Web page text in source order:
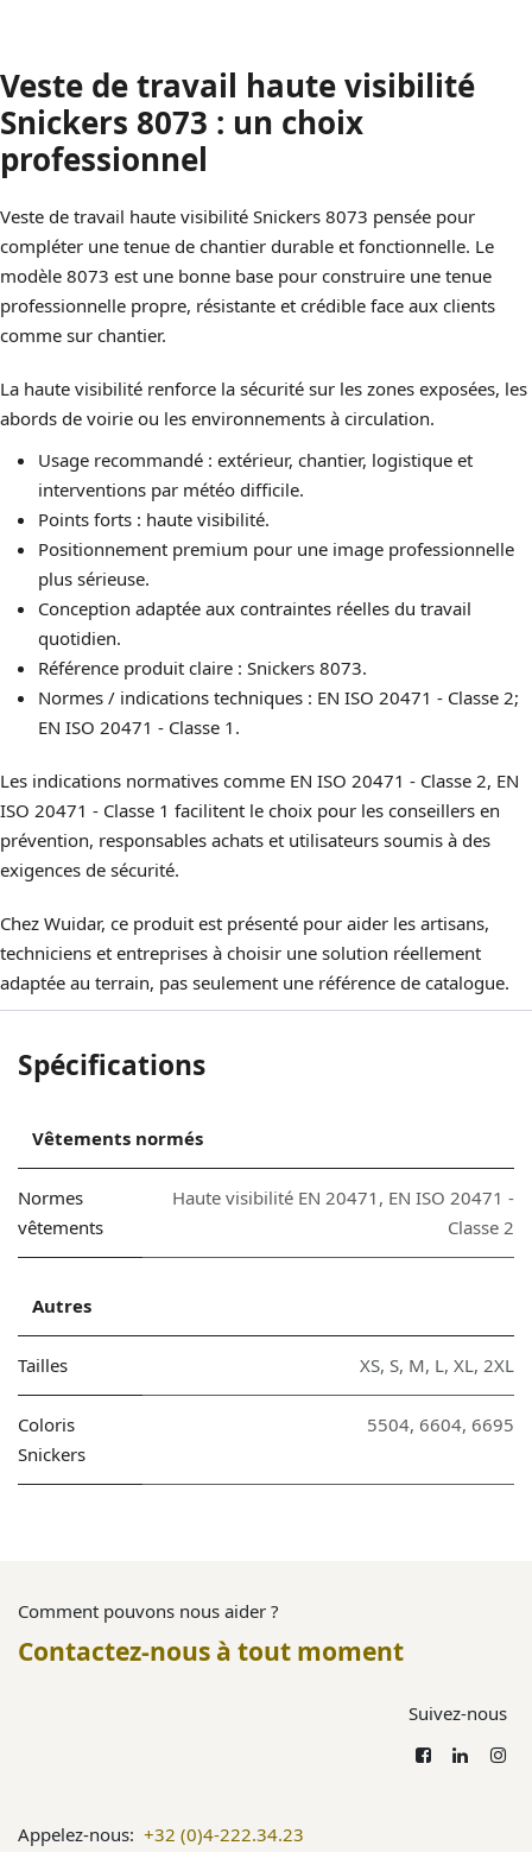
Veste de travail haute visibilité
Snickers 8073 : un choix
professionnel
Veste de travail haute visibilité Snickers 8073 pensée pour
compléter une tenue de chantier durable et fonctionnelle. Le
modèle 8073 est une bonne base pour construire une tenue
professionnelle propre, résistante et crédible face aux clients
comme sur chantier.
La haute visibilité renforce la sécurité sur les zones exposées, les
abords de voirie ou les environnements à circulation.
Usage recommandé : extérieur, chantier, logistique et
interventions par météo difficile.
Points forts : haute visibilité.
Positionnement premium pour une image professionnelle
plus sérieuse.
Conception adaptée aux contraintes réelles du travail
quotidien.
Référence produit claire : Snickers 8073.
Normes / indications techniques : EN ISO 20471 - Classe 2;
EN ISO 20471 - Classe 1.
Les indications normatives comme EN ISO 20471 - Classe 2, EN
ISO 20471 - Classe 1 facilitent le choix pour les conseillers en
prévention, responsables achats et utilisateurs soumis à des
exigences de sécurité.
Chez Wuidar, ce produit est présenté pour aider les artisans,
techniciens et entreprises à choisir une solution réellement
adaptée au terrain, pas seulement une référence de catalogue.
Spécifications
Vêtements normés
Normes
vêtements
Haute visibilité EN 20471 , EN ISO 20471 -
Classe 2
Autres
Tailles XS, S, M, L, XL, 2XL
Coloris
Snickers
5504, 6604, 6695
Comment pouvons nous aider ?
Contactez-nous à tout moment
Suivez-nous
Appelez-nous: +32 (0)4-222.34.23